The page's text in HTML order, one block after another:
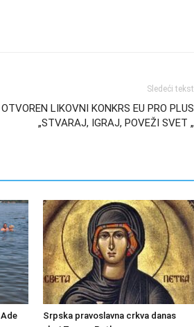
Sledeći tekst
OTVOREN LIKOVNI KONKRS EU PRO PLUS
„STVARAJ, IGRAJ, POVEŽI SVET „
Srpska pravoslavna crkva danas